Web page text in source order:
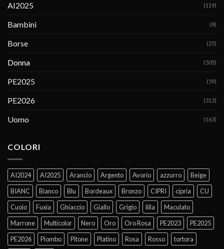
AI2025 (119)
Bambini (8)
Borse (25)
Donna (505)
PE2025 (59)
PE2026 (313)
Uomo (163)
COLORI
AI2024 AI2025 Arancio Argento Avorio azzurro
Beige
BIANC
Bianco Blu Bordeaux Bronzo CIPRI cipria
CU
Cuoio
Fuxia Ghiaccio Giallo Grigio lilla
Maculato
Marrone
Multicolor Nero Oro Oro Rosa PE2023
PE2025
PE2026
Piombo Pitone Platino Rosa Rosso tortora